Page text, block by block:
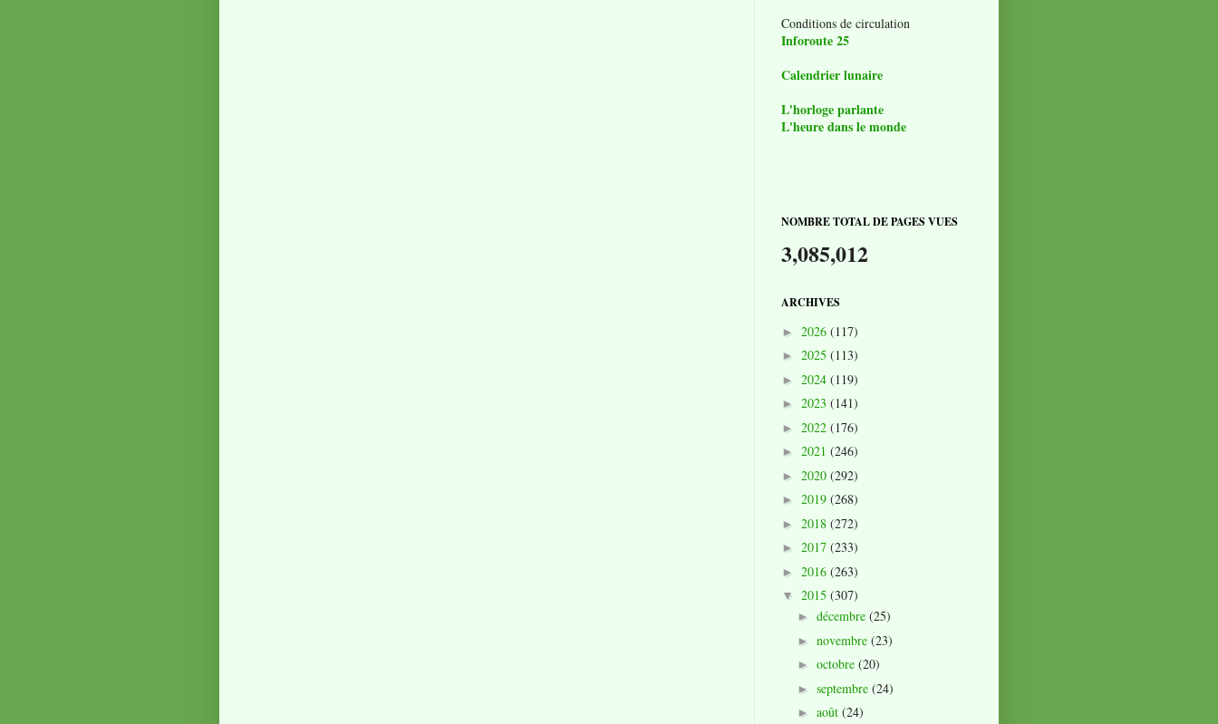
Conditions de circulation
Inforoute 25
Calendrier lunaire
L'horloge parlante
L'heure dans le monde
NOMBRE TOTAL DE PAGES VUES
3,085,012
ARCHIVES
► 2026 (117)
► 2025 (113)
► 2024 (119)
► 2023 (141)
► 2022 (176)
► 2021 (246)
► 2020 (292)
► 2019 (268)
► 2018 (272)
► 2017 (233)
► 2016 (263)
▼ 2015 (307)
► décembre (25)
► novembre (23)
► octobre (20)
► septembre (24)
► août (24)